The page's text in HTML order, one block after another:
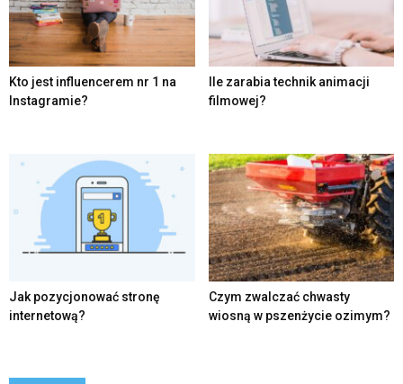
Kto jest influencerem nr 1 na
Instagramie?
Ile zarabia technik animacji
filmowej?
Jak pozycjonować stronę
internetową?
Czym zwalczać chwasty
wiosną w pszenżycie ozimym?